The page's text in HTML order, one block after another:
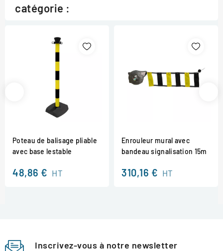
catégorie :
Poteau de balisage pliable
avec base lestable
48,86 € HT
Enrouleur mural avec
bandeau signalisation 15m
310,16 € HT
Inscrivez-vous à notre newsletter